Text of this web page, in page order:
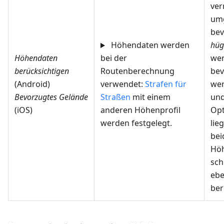
Höhendaten
berücksichtigen
(Android)
Bevorzugtes Gelände
(iOS)
Höhendaten werden
bei der
Routenberechnung
verwendet: Strafen für
Straßen mit einem
anderen Höhenprofil
werden festgelegt.